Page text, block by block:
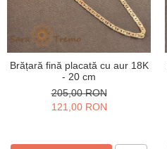
Brățară fină placată cu aur 18K
- 20 cm
205,00 RON
121,00 RON